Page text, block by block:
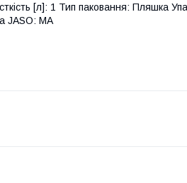
[л]: 1 Тип паковання: Пляшка
JASO: MA